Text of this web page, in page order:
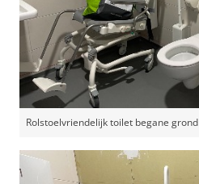
Rolstoelvriendelijk toilet begane grond